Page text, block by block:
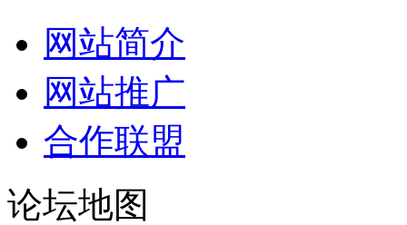
网站简介
网站推广
合作联盟
论坛地图